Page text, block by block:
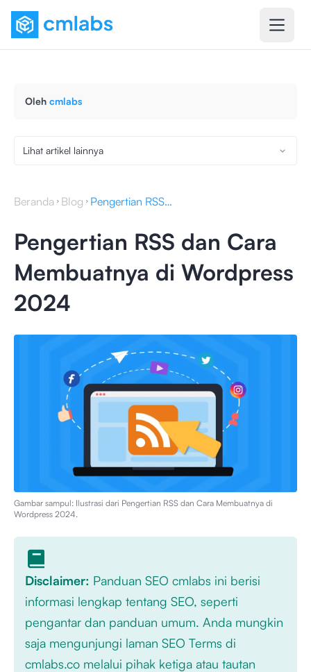
Oleh cmlabs
Lihat artikel lainnya
Beranda Blog Pengertian RSS dan Cara Membuatnya di Wordpress 2024
Pengertian RSS dan Cara
Membuatnya di Wordpress
2024
Gambar sampul: Ilustrasi dari Pengertian RSS dan Cara Membuatnya di
Wordpress 2024.
Disclaimer: Panduan SEO cmlabs ini berisi
informasi lengkap tentang SEO, seperti
pengantar dan panduan umum. Anda mungkin
saja mengunjungi laman SEO Terms di
cmlabs.co melalui pihak ketiga atau tautan